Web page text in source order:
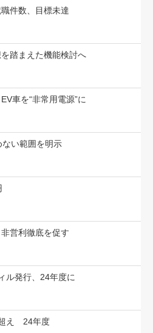
件数、目標未達
踏まえた機能検討へ
車を“非常用電源”に
い範囲を明示
営利徹底を促す
ル発行、24年度に
え 24年度